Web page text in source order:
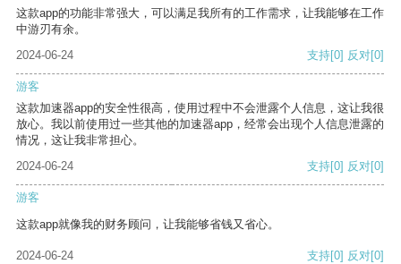
这款app的功能非常强大，可以满足我所有的工作需求，让我能够在工作
中游刃有余。
2024-06-24
支持[0] 反对[0]
游客
这款加速器app的安全性很高，使用过程中不会泄露个人信息，这让我很
放心。我以前使用过一些其他的加速器app，经常会出现个人信息泄露的
情况，这让我非常担心。
2024-06-24
支持[0] 反对[0]
游客
这款app就像我的财务顾问，让我能够省钱又省心。
2024-06-24 支持[0] 反对[0]